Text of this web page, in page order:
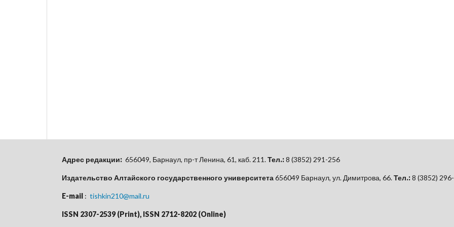
Адрес редакции: 656049, Барнаул, пр-т Ленина, 61, каб. 211.Тел.:8 (3852) 291-256
Издательство Алтайского государственного университета656049 Барнаул, ул. Димитрова, 66.Тел.:8 (3852)
E-mail : tishkin210@mail.ru
ISSN 2307-2539 (Print), ISSN 2712-8202 (Online)